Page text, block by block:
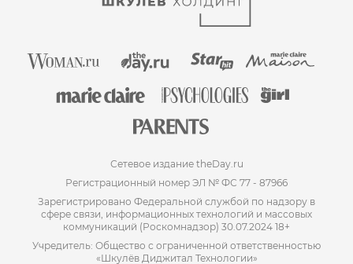
Сетевое издание theDay.ru
Регистрационный номер ЭЛ № ФС 77 - 87966
Зарегистрировано Федеральной службой по надзору в
сфере связи, информационных технологий и массовых
коммуникаций (Роскомнадзор) 30.07.2024 18+
Учредитель: Общество с ограниченной ответственностью
«Шкулёв Диджитал Технологии»